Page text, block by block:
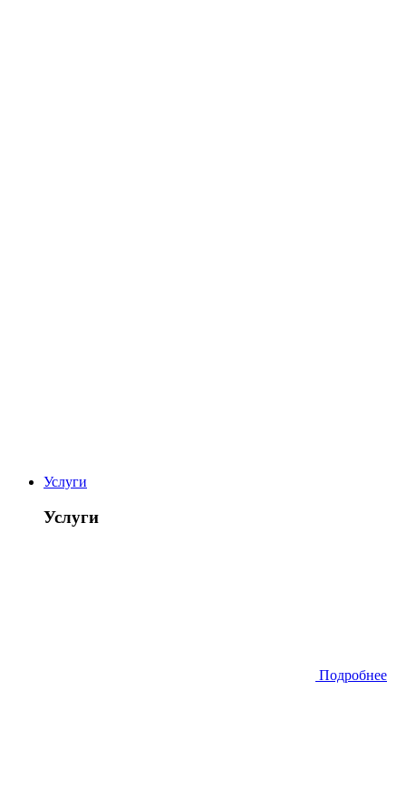
Услуги
Услуги
Подробнее